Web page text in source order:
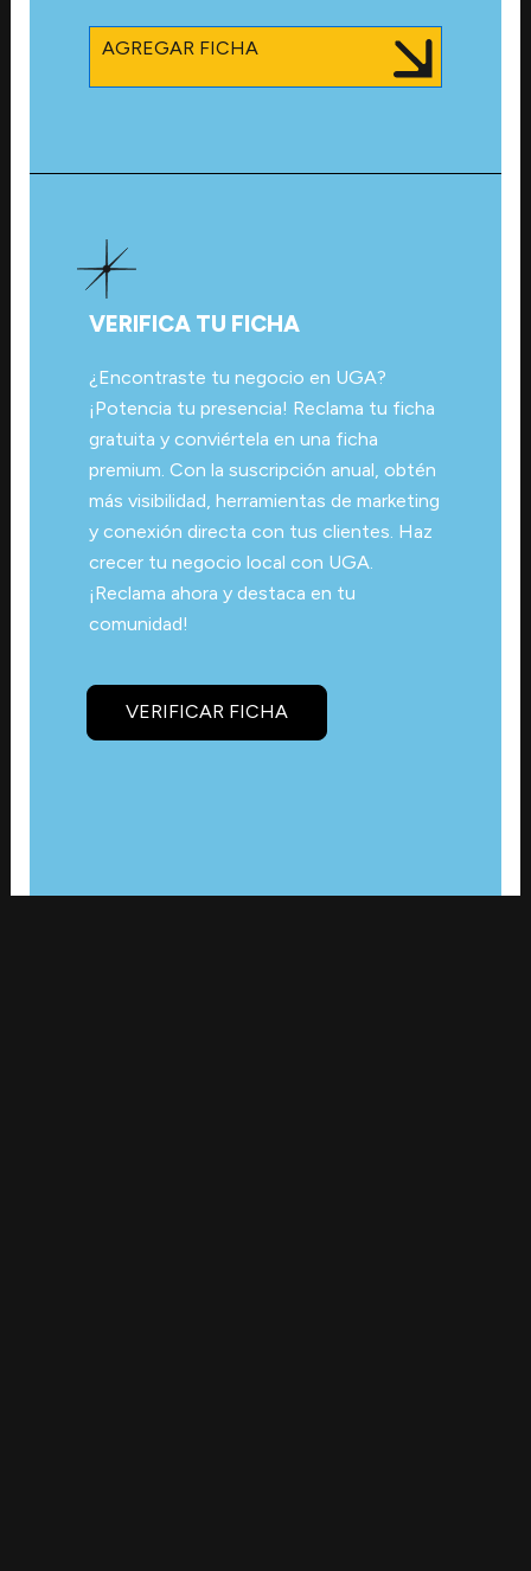
AGREGAR FICHA
VERIFICA TU FICHA
¿Encontraste tu negocio en UGA?
¡Potencia tu presencia! Reclama tu ficha
gratuita y conviértela en una ficha
premium. Con la suscripción anual, obtén
más visibilidad, herramientas de marketing
y conexión directa con tus clientes. Haz
crecer tu negocio local con UGA.
¡Reclama ahora y destaca en tu
comunidad!
VERIFICAR FICHA